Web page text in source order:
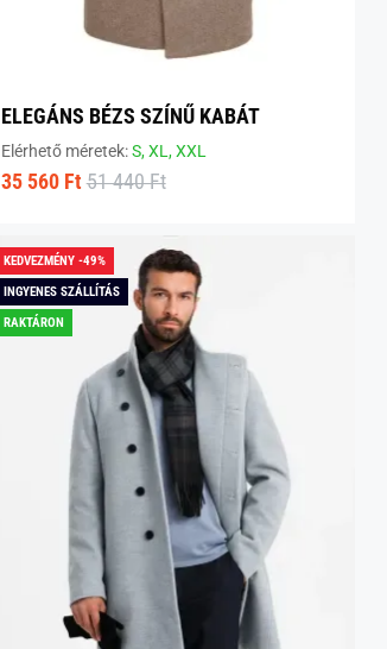
ELEGÁNS BÉZS SZÍNŰ KABÁT
Elérhető méretek:S,XL,XXL
35 560 Ft 51 440 Ft
KEDVEZMÉNY -49%
INGYENES SZÁLLÍTÁS
RAKTÁRON